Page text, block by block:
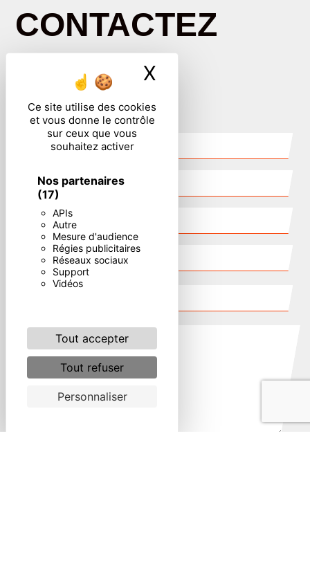
Ce site utilise des cookies
et vous donne le contrôle
sur ceux que vous
souhaitez activer
Nos partenaires
(17)
APIs
Autre
Mesure d'audience
Régies publicitaires
Réseaux sociaux
Support
Vidéos
Tout accepter
Tout refuser
Personnaliser
X
CONTACTEZ
NOUS